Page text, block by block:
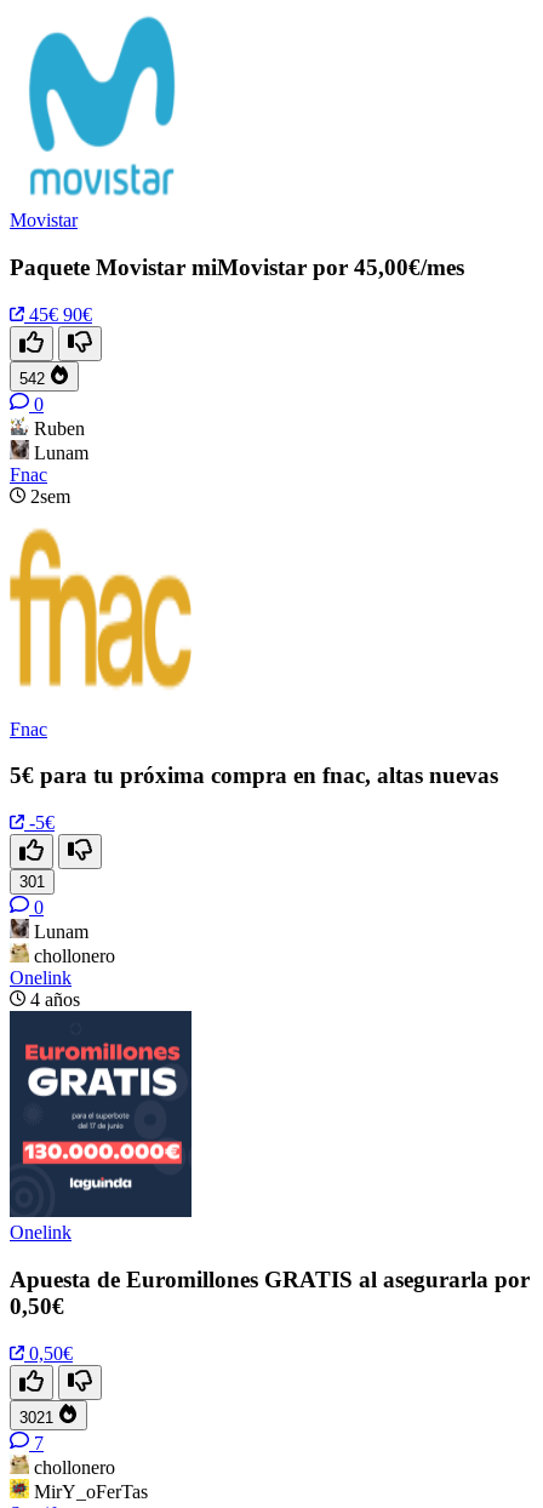
Movistar
Paquete Movistar miMovistar por 45,00€/mes
45€ 90€
542
0
Ruben
Lunam
Fnac
2sem
Fnac
5€ para tu próxima compra en fnac, altas nuevas
-5€
301
0
Lunam
chollonero
Onelink
4 años
Onelink
Apuesta de Euromillones GRATIS al asegurarla por
0,50€
0,50€
3021
7
chollonero
MirY_oFerTas